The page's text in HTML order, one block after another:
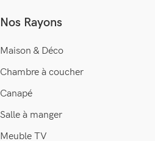
Nos Rayons
Maison & Déco
Chambre à coucher
Canapé
Salle à manger
Meuble TV